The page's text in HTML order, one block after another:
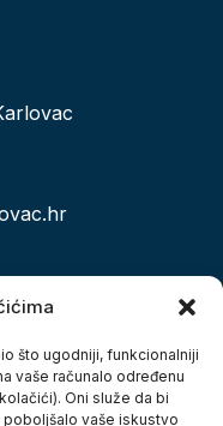
što ugodniji, funkcionalniji
vaše računalo određenu
Oni služe da bi
vaše iskustvo